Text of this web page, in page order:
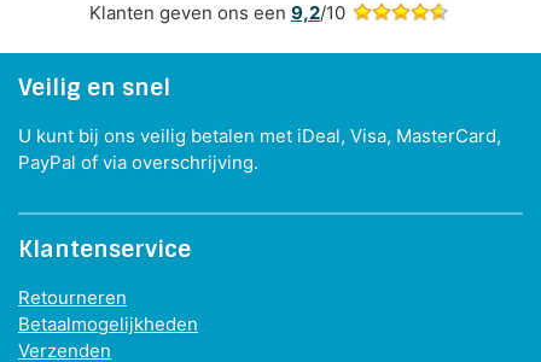
Klanten geven ons een 9,2/10
Veilig en snel
U kunt bij ons veilig betalen met iDeal, Visa, MasterCard,
PayPal of via overschrijving.
Klantenservice
Retourneren
Betaalmogelijkheden
Verzenden